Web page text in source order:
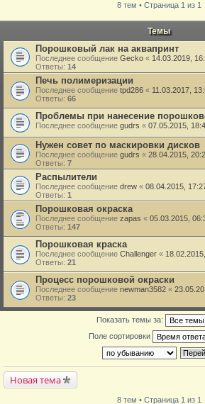
8 тем • Страница 1 из 1
Темы
Порошковый лак на аквапринт
Последнее сообщение Gecko « 14.03.2019,
Ответы: 14
Печь полимеризации
Последнее сообщение tpd286 « 11.03.2017,
Ответы: 66
Проблемы при нанесение
Последнее сообщение gudrs « 07.05.2015,
Нужен совет по маскировки дисков
Последнее сообщение gudrs « 28.04.2015,
Ответы: 7
Распылители
Последнее сообщение drew « 08.04.2015,
Ответы: 1
Порошковая окраска
Последнее сообщение zapas « 05.03.2015,
Ответы: 147
Порошковая краска
Последнее сообщение Challenger «
Ответы: 21
Процесс порошковой окраски
Последнее сообщение newman3582 «
Ответы: 23
Показать темы за:
Поле сортировки
Новая тема
8 тем • Страница 1 из 1